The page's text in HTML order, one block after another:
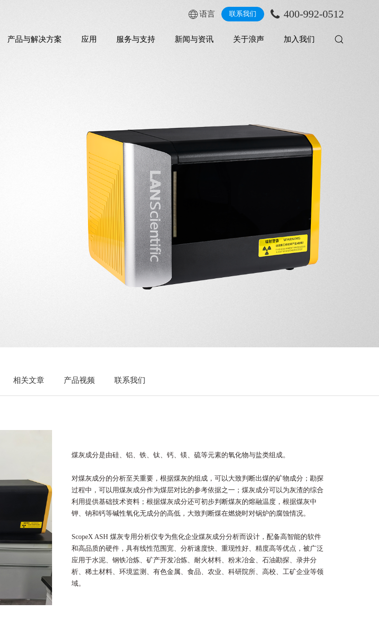
语言 联系我们 400-992-0512
产品与解决方案 应用 服务与支持 新闻与资讯 关于浪声 加入我们
相关文章 产品视频 联系我们
煤灰成分是由硅、铝、铁、钛、钙、镁、硫等元素的氧化物与盐类组成。
对煤灰成分的分析至关重要，根据煤灰的组成，可以大致判断出煤的矿物成分；勘探
过程中，可以用煤灰成分作为煤层对比的参考依据之一；煤灰成分可以为灰渣的综合
利用提供基础技术资料；根据煤灰成分还可初步判断煤灰的熔融温度，根据煤灰中
钾、钠和钙等碱性氧化无成分的高低，大致判断煤在燃烧时对锅炉的腐蚀情况。
ScopeX ASH 煤灰专用分析仪专为焦化企业煤灰成分分析而设计，配备高智能的软件
和高品质的硬件，具有线性范围宽、分析速度快、重现性好、精度高等优点，被广泛
应用于水泥、钢铁冶炼、矿产开发冶炼、耐火材料、粉末冶金、石油勘探、录井分
析、稀土材料、环境监测、有色金属、食品、农业、科研院所、高校、工矿企业等领
域。